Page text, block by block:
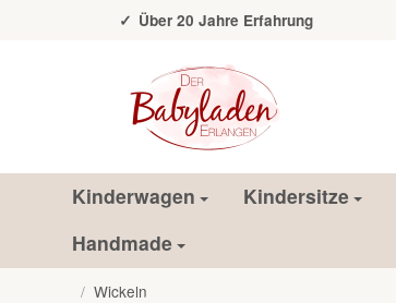
Über 20 Jahre Erfahrung
Kinderwagen Kindersitze
Handmade
/ Wickeln